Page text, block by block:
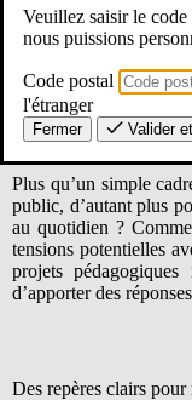
directrices dans
principe fondamental
Un sujet central pour
Plus qu’un simple
public, d’autant plus
au quotidien ?
tensions potentielles
projets
d’apporter des
Des repères clairs
Veuillez saisir le
nous puissions
Code postal
l'étranger
Fermer Valider